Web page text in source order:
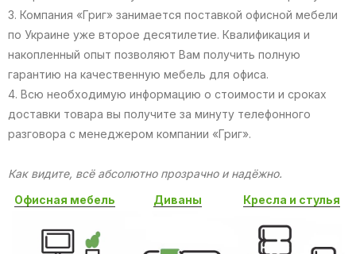
3. Компания «Григ» занимается поставкой офисной мебели
по Украине уже второе десятилетие. Квалификация и
накопленный опыт позволяют Вам получить полную
гарантию на качественную мебель для офиса.
4. Всю необходимую информацию о стоимости и сроках
доставки товара вы получите за минуту телефонного
разговора с менеджером компании «Григ».
Как видите, всё абсолютно прозрачно и надёжно.
Офисная мебель
Диваны Кресла и стулья